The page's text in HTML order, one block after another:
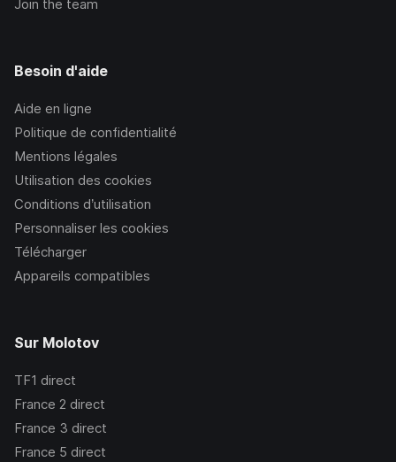
Join the team
Besoin d'aide
Aide en ligne
Politique de confidentialité
Mentions légales
Utilisation des cookies
Conditions d’utilisation
Personnaliser les cookies
Télécharger
Appareils compatibles
Sur Molotov
TF1 direct
France 2 direct
France 3 direct
France 5 direct